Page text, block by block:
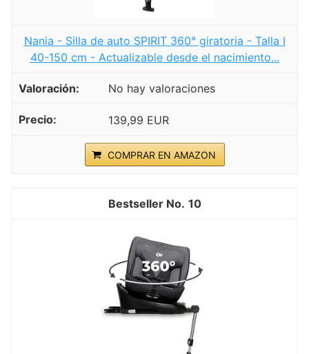
Nania - Silla de auto SPIRIT 360° giratoria - Talla I
40-150 cm - Actualizable desde el nacimiento...
No hay valoraciones
139,99 EUR
COMPRAR EN AMAZON
10